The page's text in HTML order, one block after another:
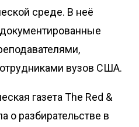
среде. В неё
вузов США.
газета The Red &
о разбирательстве в